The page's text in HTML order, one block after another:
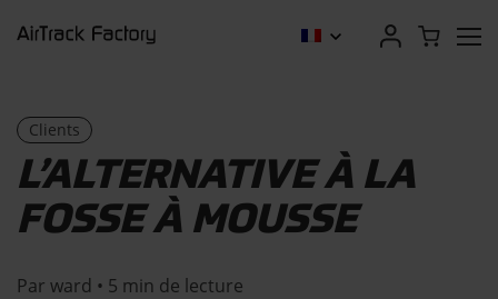
Clients
L’ALTERNATIVE À LA
FOSSE À MOUSSE
Par ward • 5 min de lecture